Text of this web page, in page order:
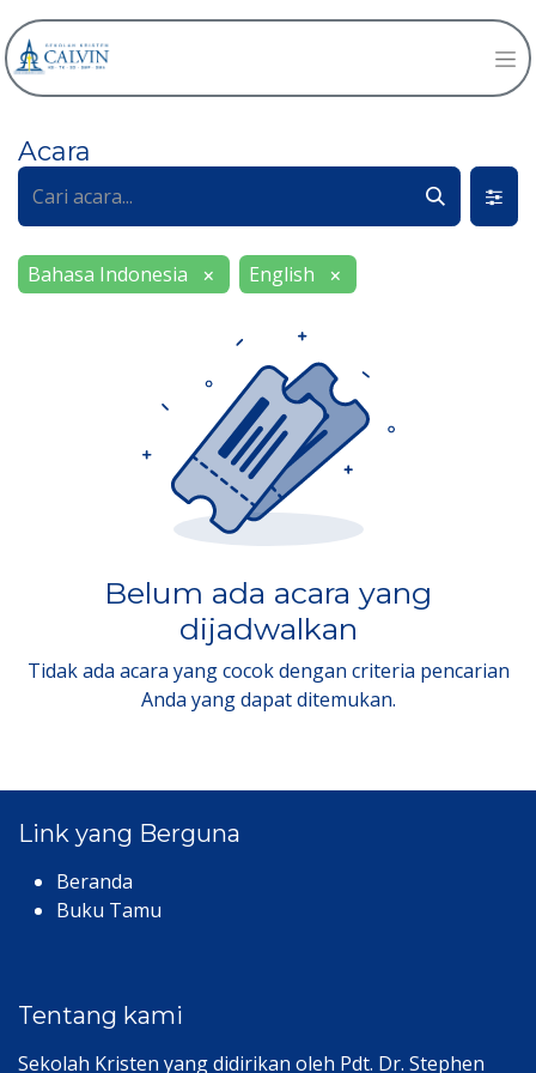
Acara
Bahasa Indonesia × English ×
Belum ada acara yang
dijadwalkan
Tidak ada acara yang cocok dengan criteria pencarian
Anda yang dapat ditemukan.
Link yang Berguna
Beranda
Buku Tamu
Tentang kami
Sekolah Kristen yang didirikan oleh Pdt. Dr. Stephen